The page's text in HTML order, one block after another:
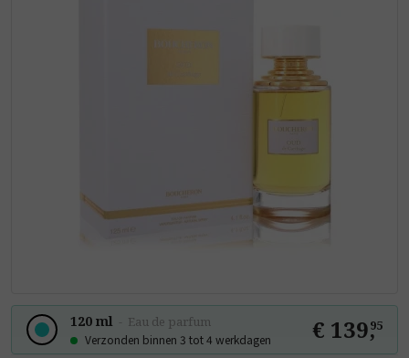
120 ml Eau de parfum
Verzonden binnen 3 tot 4 werkdagen € 139,
95